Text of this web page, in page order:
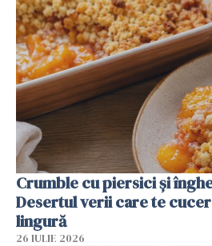
Crumble cu piersici și
Desertul verii care te
lingură
26 IULIE 2026